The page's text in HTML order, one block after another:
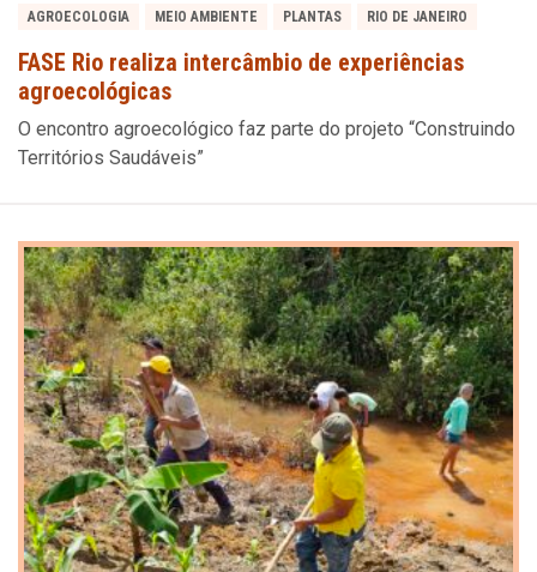
AGROECOLOGIA MEIO AMBIENTE PLANTAS RIO DE JANEIRO
FASE Rio realiza intercâmbio de experiências
agroecológicas
O encontro agroecológico faz parte do projeto “Construindo
Territórios Saudáveis”